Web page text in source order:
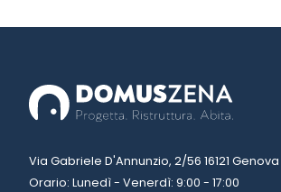
Via Gabriele D'Annunzio, 2/56 16121 Genova
Orario: Lunedì - Venerdì: 9:00 - 17:00